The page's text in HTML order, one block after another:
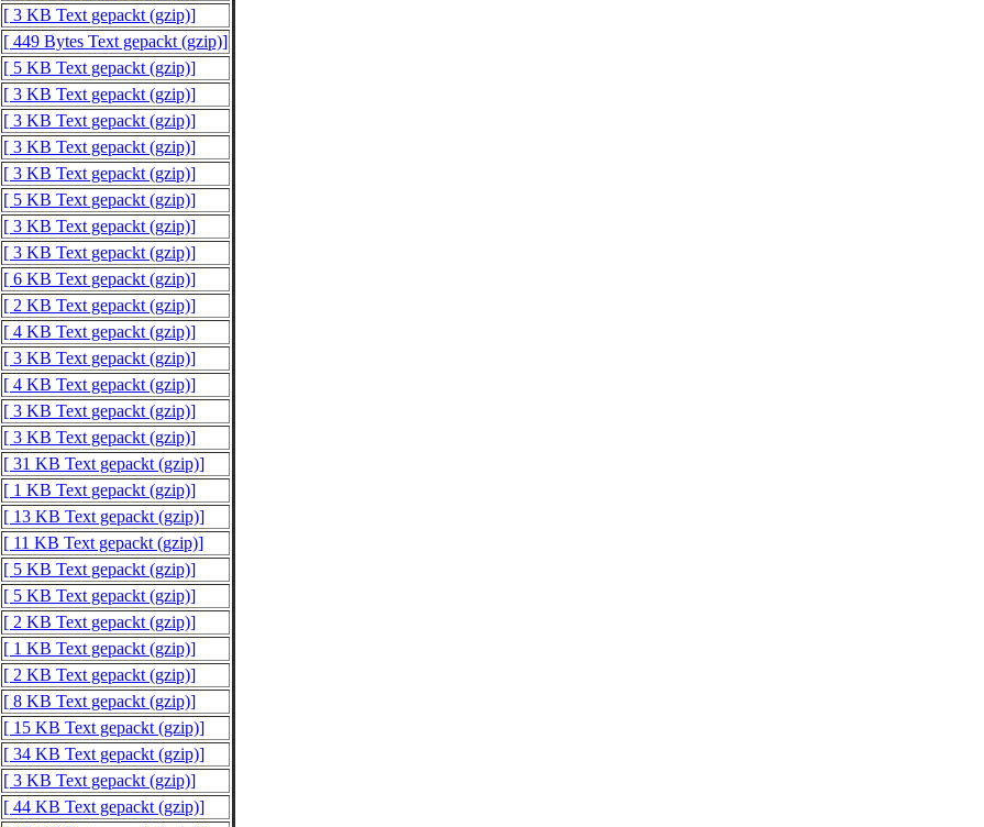
[ 3 KB Text gepackt (gzip)]
[ 449 Bytes Text gepackt (gzip)]
[ 5 KB Text gepackt (gzip)]
[ 3 KB Text gepackt (gzip)]
[ 3 KB Text gepackt (gzip)]
[ 3 KB Text gepackt (gzip)]
[ 3 KB Text gepackt (gzip)]
[ 5 KB Text gepackt (gzip)]
[ 3 KB Text gepackt (gzip)]
[ 3 KB Text gepackt (gzip)]
[ 6 KB Text gepackt (gzip)]
[ 2 KB Text gepackt (gzip)]
[ 4 KB Text gepackt (gzip)]
[ 3 KB Text gepackt (gzip)]
[ 4 KB Text gepackt (gzip)]
[ 3 KB Text gepackt (gzip)]
[ 3 KB Text gepackt (gzip)]
[ 31 KB Text gepackt (gzip)]
[ 1 KB Text gepackt (gzip)]
[ 13 KB Text gepackt (gzip)]
[ 11 KB Text gepackt (gzip)]
[ 5 KB Text gepackt (gzip)]
[ 5 KB Text gepackt (gzip)]
[ 2 KB Text gepackt (gzip)]
[ 1 KB Text gepackt (gzip)]
[ 2 KB Text gepackt (gzip)]
[ 8 KB Text gepackt (gzip)]
[ 15 KB Text gepackt (gzip)]
[ 34 KB Text gepackt (gzip)]
[ 3 KB Text gepackt (gzip)]
[ 44 KB Text gepackt (gzip)]